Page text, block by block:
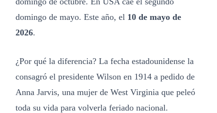
domingo de mayo. Este año, el 10 de mayo de
2026.
¿Por qué la diferencia? La fecha estadounidense la
consagró el presidente Wilson en 1914 a pedido de
Anna Jarvis, una mujer de West Virginia que peleó
toda su vida para volverla feriado nacional.